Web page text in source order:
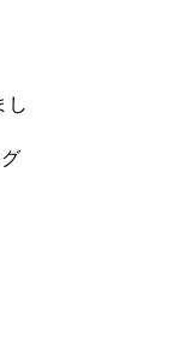
し